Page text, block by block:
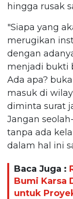
hingga rusak
"Siapa yang
merugikan
dengan
menjadi bukti
Ada apa?
masuk di
diminta surat
Jangan
tanpa ada
dalam hal ini
Baca Juga :
Bumi Karsa
untuk